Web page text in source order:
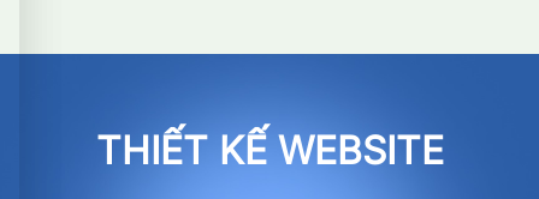
THIẾT KẾ WEBSITE